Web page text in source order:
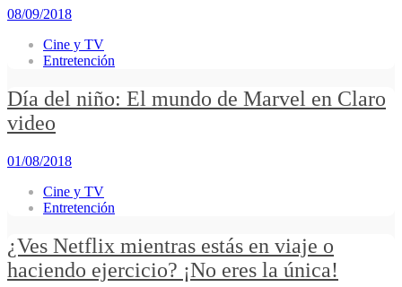
08/09/2018
Cine y TV
Entretención
Día del niño: El mundo de Marvel en Claro
video
01/08/2018
Cine y TV
Entretención
¿Ves Netflix mientras estás en viaje o
haciendo ejercicio? ¡No eres la única!